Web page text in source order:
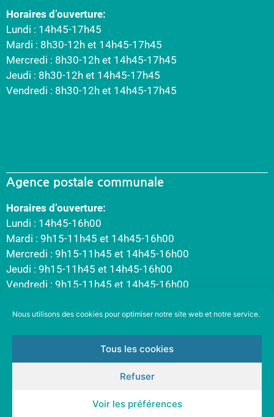
Nous utilisons des cookies pour optimiser notre site web et notre service.
Tous les cookies
Refuser
Voir les préférences
Horaires d’ouverture:
Lundi : 14h45-17h45
Mardi : 8h30-12h et 14h45-17h45
Mercredi : 8h30-12h et 14h45-17h45
Jeudi : 8h30-12h et 14h45-17h45
Vendredi : 8h30-12h et 14h45-17h45
Agence postale communale
Horaires d’ouverture:
Lundi : 14h45-16h00
Mardi : 9h15-11h45 et 14h45-16h00
Mercredi : 9h15-11h45 et 14h45-16h00
Jeudi : 9h15-11h45 et 14h45-16h00
Vendredi : 9h15-11h45 et 14h45-16h00